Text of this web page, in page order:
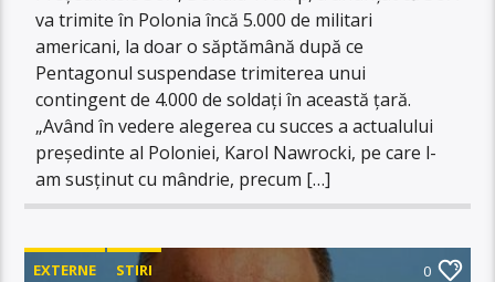
va trimite în Polonia încă 5.000 de militari
americani, la doar o săptămână după ce
Pentagonul suspendase trimiterea unui
contingent de 4.000 de soldați în această țară.
„Având în vedere alegerea cu succes a actualului
președinte al Poloniei, Karol Nawrocki, pe care l-
am susținut cu mândrie, precum […]
EXTERNE STIRI 0